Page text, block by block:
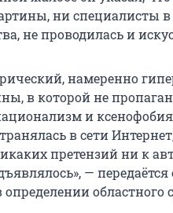
ни специалисты
не проводилась и
намеренно
в которой не
и
в сети
претензий ни к
—
областного